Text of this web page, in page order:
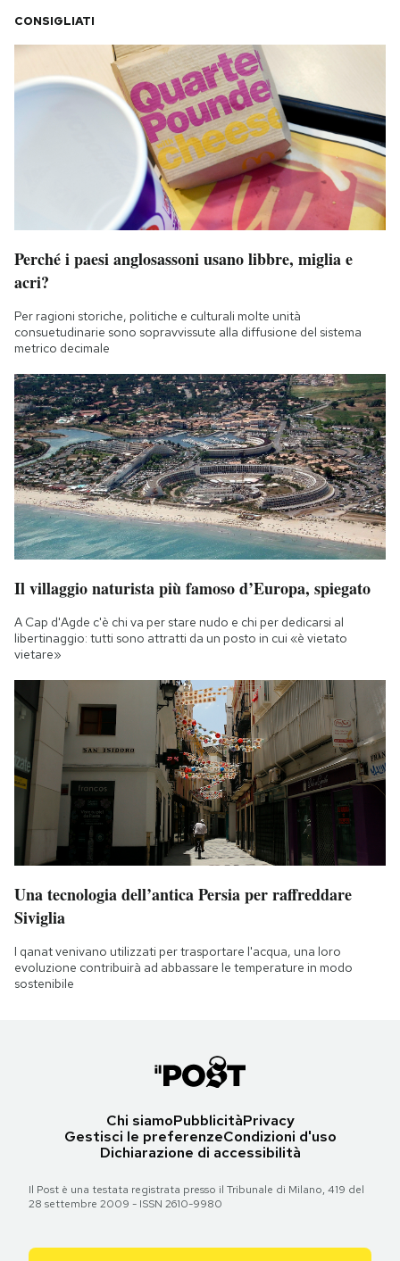
CONSIGLIATI
Perché i paesi anglosassoni usano libbre, miglia e
acri?
Per ragioni storiche, politiche e culturali molte unità
consuetudinarie sono sopravvissute alla diffusione del sistema
metrico decimale
Il villaggio naturista più famoso d’Europa, spiegato
A Cap d'Agde c'è chi va per stare nudo e chi per dedicarsi al
libertinaggio: tutti sono attratti da un posto in cui «è vietato
vietare»
Una tecnologia dell’antica Persia per raffreddare
Siviglia
I qanat venivano utilizzati per trasportare l'acqua, una loro
evoluzione contribuirà ad abbassare le temperature in modo
sostenibile
Chi siamoPubblicitàPrivacy
Gestisci le preferenzeCondizioni d'uso
Dichiarazione di accessibilità
Il Post è una testata registrata presso il Tribunale di Milano, 419 del
28 settembre 2009 - ISSN 2610-9980